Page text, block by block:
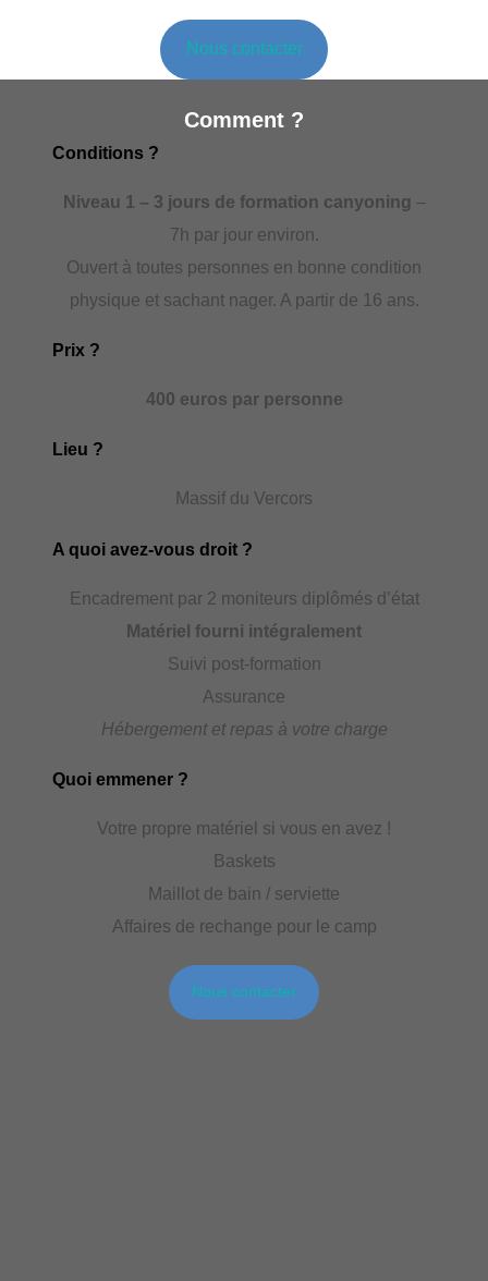
Nous contacter
Comment ?
Conditions ?
Niveau 1 – 3 jours de formation canyoning –
7h par jour environ.
Ouvert à toutes personnes en bonne condition
physique et sachant nager. A partir de 16 ans.
Prix ?
400 euros par personne
Lieu ?
Massif du Vercors
A quoi avez-vous droit ?
Encadrement par 2 moniteurs diplômés d’état
Matériel fourni intégralement
Suivi post-formation
Assurance
Hébergement et repas à votre charge
Quoi emmener ?
Votre propre matériel si vous en avez !
Baskets
Maillot de bain / serviette
Affaires de rechange pour le camp
Nous contacter